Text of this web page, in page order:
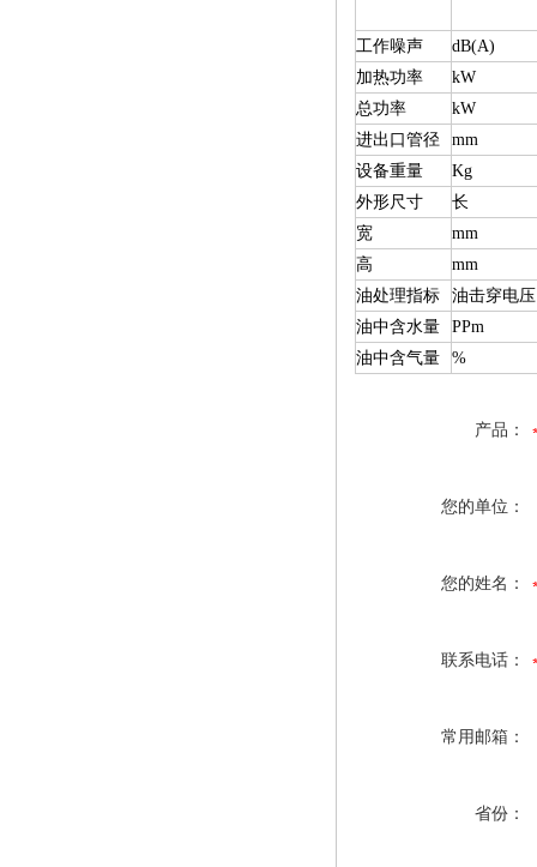
工作噪声
dB(A)
加热功率
kW
总功率
kW
进出口管径
mm
设备重量
Kg
外形尺寸
长
宽
mm
高
mm
油处理指标
油击穿电压
油中含水量
PPm
油中含气量
%
产品：
您的单位：
您的姓名：
联系电话：
常用邮箱：
省份：